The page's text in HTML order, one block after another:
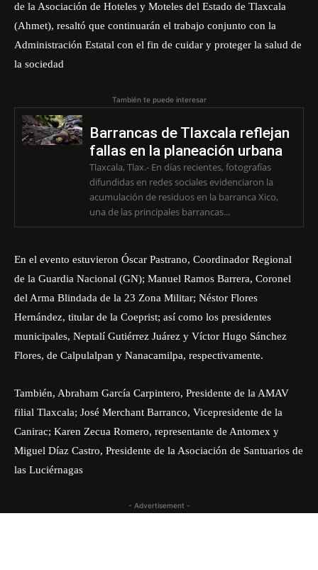
de la Asociación de Hoteles y Moteles del Estado de Tlaxcala
(Ahmet), resaltó que continuarán el trabajo conjunto con la
Administración Estatal con el fin de cuidar y proteger la salud de
la sociedad
También te puede interesar
Barrancas de Tlaxcala reflejan
fallas en la planeación urbana
Tlaxcala, Tlax.- En días recientes, fotografías
difundidas en redes sociales evidenciaron la
acumulación de residuos en la barranca Xico,
una de las principales barrancas...
En el evento estuvieron Óscar Pastrano, Coordinador Regional
de la Guardia Nacional (GN); Manuel Ramos Barrera, Coronel
del Arma Blindada de la 23 Zona Militar; Néstor Flores
Hernández, titular de la Coeprist; así como los presidentes
municipales, Neptalí Gutiérrez Juárez y Víctor Hugo Sánchez
Flores, de Calpulalpan y Nanacamilpa, respectivamente.
También, Abraham García Carpintero, Presidente de la AMAV
filial Tlaxcala; José Merchant Barranco, Vicepresidente de la
Canirac; Karen Zecua Romero, representante de Antomex y
Miguel Díaz Castro, Presidente de la Asociación de Santuarios de
las Luciérnagas
- Advertisement -